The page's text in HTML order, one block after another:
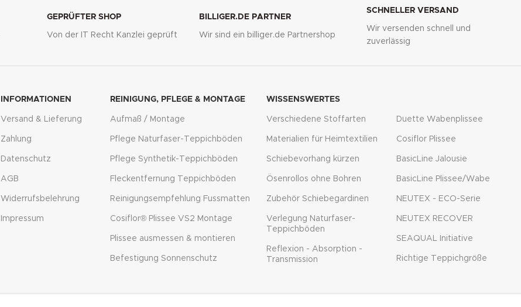
GEPRÜFTER SHOP
Von der IT Recht Kanzlei geprüft
BILLIGER.DE PARTNER
Wir sind ein billiger.de Partnershop
SCHNELLER VERSAND
Wir versenden schnell und
zuverlässig
INFORMATIONEN
Versand & Lieferung
Zahlung
Datenschutz
AGB
Widerrufsbelehrung
Impressum
REINIGUNG, PFLEGE & MONTAGE
Aufmaß / Montage
Pflege Naturfaser-Teppichböden
Pflege Synthetik-Teppichböden
Fleckentfernung Teppichböden
Reinigungsempfehlung Fussmatten
Cosiflor® Plissee VS2 Montage
Plissee ausmessen & montieren
Befestigung Sonnenschutz
WISSENSWERTES
Verschiedene Stoffarten
Materialien für Heimtextilien
Schiebevorhang kürzen
Ösenrollos ohne Bohren
Zubehör Schiebegardinen
Verlegung Naturfaser-
Teppichböden
Reflexion - Absorption -
Transmission
Duette Wabenplissee
Cosiflor Plissee
BasicLine Jalousie
BasicLine Plissee/Wabe
NEUTEX - ECO-Serie
NEUTEX RECOVER
SEAQUAL Initiative
Richtige Teppichgröße